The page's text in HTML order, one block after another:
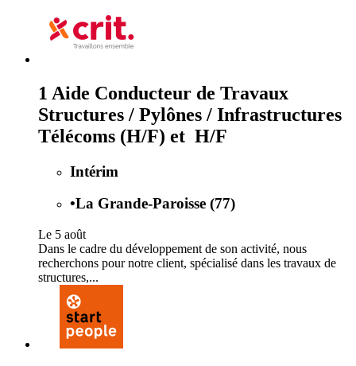
1 Aide Conducteur de Travaux
Structures / Pylônes / Infrastructures
Télécoms (H/F) et H/F
Intérim
•La Grande-Paroisse (77)
Le 5 août
Dans le cadre du développement de son activité, nous
recherchons pour notre client, spécialisé dans les travaux de
structures,...